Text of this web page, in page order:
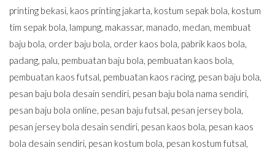
printing bekasi, kaos printing jakarta, kostum sepak bola, kostum
tim sepak bola, lampung, makassar, manado, medan, membuat
baju bola, order baju bola, order kaos bola, pabrik kaos bola,
padang, palu, pembuatan baju bola, pembuatan kaos bola,
pembuatan kaos futsal, pembuatan kaos racing, pesan baju bola,
pesan baju bola desain sendiri, pesan baju bola nama sendiri,
pesan baju bola online, pesan baju futsal, pesan jersey bola,
pesan jersey bola desain sendiri, pesan kaos bola, pesan kaos
bola desain sendiri, pesan kostum bola, pesan kostum futsal,